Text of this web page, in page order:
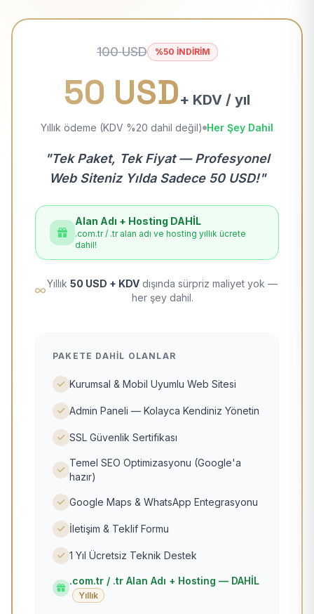
100 USD %50 İNDİRİM
50 USD+ KDV / yıl
Yıllık ödeme (KDV %20 dahil değil) Her Şey Dahil
"Tek Paket, Tek Fiyat — Profesyonel
Web Siteniz Yılda Sadece 50 USD!"
Alan Adı + Hosting DAHİL
.com.tr / .tr alan adı ve hosting yıllık ücrete
dahil!
Yıllık 50 USD + KDV dışında sürpriz maliyet yok —
her şey dahil.
PAKETE DAHIL OLANLAR
Kurumsal & Mobil Uyumlu Web Sitesi
Admin Paneli — Kolayca Kendiniz Yönetin
SSL Güvenlik Sertifikası
Temel SEO Optimizasyonu (Google'a
hazır)
Google Maps & WhatsApp Entegrasyonu
İletişim & Teklif Formu
1 Yıl Ücretsiz Teknik Destek
.com.tr / .tr Alan Adı + Hosting — DAHİL
Yıllık